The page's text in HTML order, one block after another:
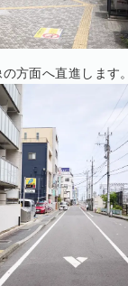
方面へ直進します。